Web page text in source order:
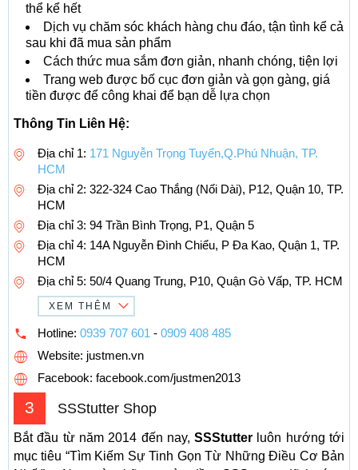
thể kể hết
Dịch vụ chăm sóc khách hàng chu đáo, tận tình kể cả
sau khi đã mua sản phẩm
Cách thức mua sắm đơn giản, nhanh chóng, tiện lợi
Trang web được bố cục đơn giản và gọn gàng, giá
tiền được để công khai để bạn dễ lựa chọn
Thông Tin Liên Hệ:
Địa chỉ 1: 171 Nguyễn Trọng Tuyển,Q.Phú Nhuận, TP.
HCM
Địa chỉ 2: 322-324 Cao Thắng (Nối Dài), P12, Quận 10, TP.
HCM
Địa chỉ 3: 94 Trần Bình Trọng, P1, Quận 5
Địa chỉ 4: 14A Nguyễn Đình Chiểu, P Đa Kao, Quận 1, TP.
HCM
Địa chỉ 5: 50/4 Quang Trung, P10, Quận Gò Vấp, TP. HCM
XEM THÊM
Hotline: 0939 707 601 - 0909 408 485
Website: justmen.vn
Facebook: facebook.com/justmen2013
3 SSStutter Shop
Bắt đầu từ năm 2014 đến nay,SSStutter luôn hướng tới
mục tiêu “Tìm Kiếm Sự Tinh Gọn Từ Những Điều Cơ Bản